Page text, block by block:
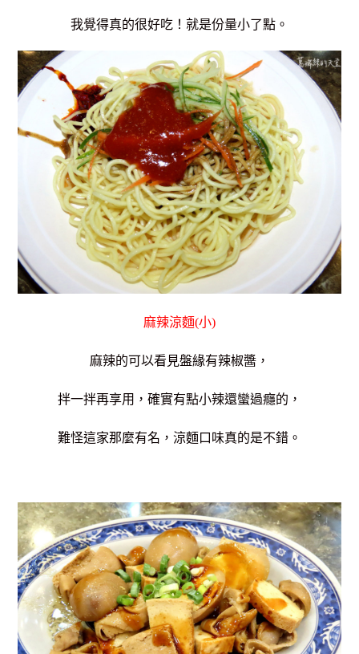
我覺得真的很好吃！就是份量小了點。
麻辣涼麵(小)
麻辣的可以看見盤緣有辣椒醬，
拌一拌再享用，確實有點小辣還蠻過癮的，
難怪這家那麼有名，涼麵口味真的是不錯。